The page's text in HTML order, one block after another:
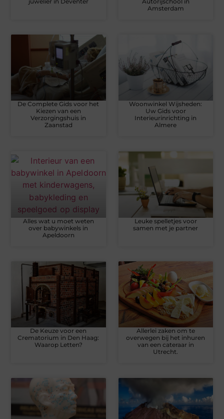
Amsterdam
De Complete Gids voor het
Kiezen van een
Verzorgingshuis in
Zaanstad
Woonwinkel Wijsheden:
Uw Gids voor
Interieurinrichting in
Almere
Alles wat u moet weten
over babywinkels in
Apeldoorn
Leuke spelletjes voor
samen met je partner
De Keuze voor een
Crematorium in Den Haag:
Waarop Letten?
Allerlei zaken om te
overwegen bij het inhuren
van een cateraar in
Utrecht.